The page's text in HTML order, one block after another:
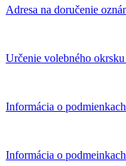
Adresa na doručenie
Určenie volebného
Informácia o
Informácia o